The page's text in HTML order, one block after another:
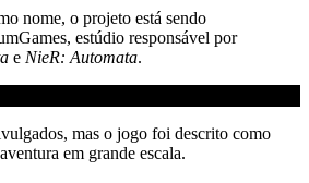
nome, o projeto está sendo
estúdio responsável por
e NieR: Automata.
mas o jogo foi descrito como
em grande escala.